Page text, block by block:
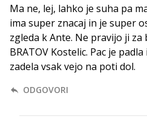
Ma ne, lej, lahko je suha pa
ima super znacaj in je super
zgleda k Ante. Ne pravijo ji
BRATOV Kostelic. Pac je
zadela vsak vejo na poti dol.
ODGOVORI